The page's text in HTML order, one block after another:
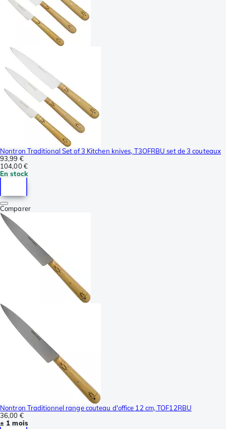
Nontron Traditional Set of 3 Kitchen knives, T3OFRBU set de 3 couteaux
93,99 €
104,00 €
En stock
Comparer
Nontron Traditionnel range couteau d'office 12 cm, TOF12RBU
36,00 €
± 1 mois